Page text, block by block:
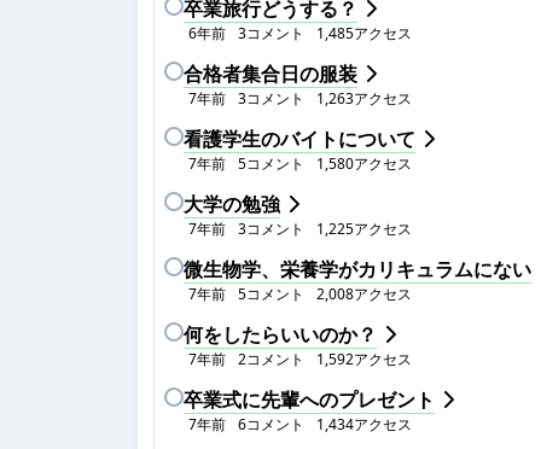
卒業旅行どうする？
6年前 3コメント 1,485アクセス
合格者集合日の服装
7年前 3コメント 1,263アクセス
看護学生のバイトについて
7年前 5コメント 1,580アクセス
大学の勉強
7年前 3コメント 1,225アクセス
微生物学、栄養学がカリキュラムにない
7年前 5コメント 2,008アクセス
何をしたらいいのか？
7年前 2コメント 1,592アクセス
卒業式に先輩へのプレゼント
7年前 6コメント 1,434アクセス